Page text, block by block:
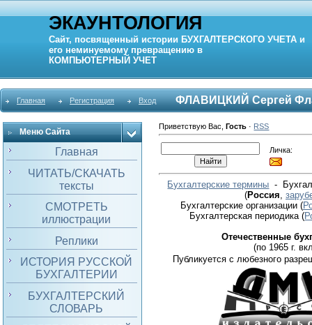
ЭКАУНТОЛОГИЯ
Сайт, посвященный истории БУХГАЛТЕРСКОГО УЧЕТА и
его неминуемому превращению в
КОМПЬЮТЕРНЫЙ УЧЕТ
Главная Регистрация Вход ФЛАВИЦКИЙ Сергей
Меню Сайта
Главная
ЧИТАТЬ/СКАЧАТЬ
тексты
СМОТРЕТЬ
иллюстрации
Реплики
ИСТОРИЯ РУССКОЙ
БУХГАЛТЕРИИ
БУХГАЛТЕРСКИЙ
СЛОВАРЬ
Приветствую Вас ,Гость · RSS
Личка:
Бухгалтерские термины -
(Россия
Бухгалтерские организации (
Бухгалтерская периодика(
Отечественные
(по 1965 г.
Публикуется с любезного